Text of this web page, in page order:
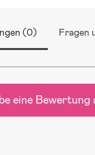
(0) Fragen
eine Bewertung